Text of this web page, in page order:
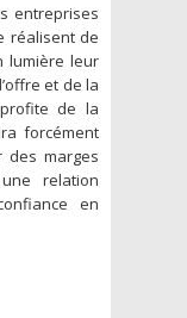
entreprises
réalisent de
lumière leur
et de la
de la
forcément
des marges
relation
en